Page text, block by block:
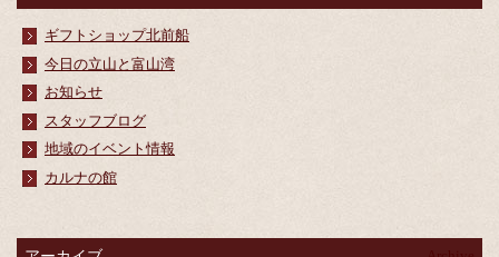
ギフトショップ北前船
今日の立山と富山湾
お知らせ
スタッフブログ
地域のイベント情報
カルナの館